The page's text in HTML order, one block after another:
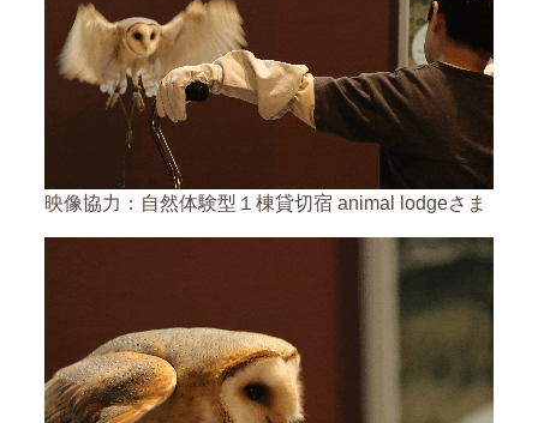
映像協力：自然体験型１棟貸切宿 animal lodgeさま